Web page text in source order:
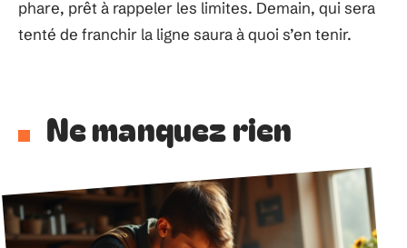
phare, prêt à rappeler les limites. Demain, qui sera
tenté de franchir la ligne saura à quoi s’en tenir.
Ne manquez rien